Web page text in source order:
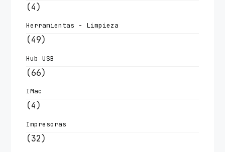
(4)
Herramientas - Limpieza
(49)
Hub USB
(66)
IMac
(4)
Impresoras
(32)